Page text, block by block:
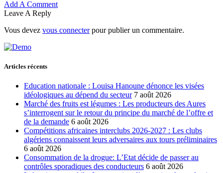
Add A Comment
Leave A Reply
Vous devez vous connecterpour publier un commentaire.
Articles récents
Education nationale : Louisa Hanoune dénonce les visées
idéologiques au dépend du secteur 7 août 2026
Marché des fruits est légumes : Les producteurs des Aures
s’interrogent sur le retour du principe du marché de l’offre et
de la demande 6 août 2026
Compétitions africaines interclubs 2026-2027 : Les clubs
algériens connaissent leurs adversaires aux tours préliminaires
6 août 2026
Consommation de la drogue: L’Etat décide de passer au
contrôles sporadiques des conducteurs 6 août 2026